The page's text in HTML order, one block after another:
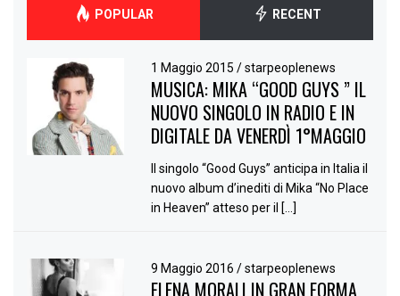
POPULAR RECENT
1 Maggio 2015/ starpeoplenews
MUSICA: MIKA “GOOD GUYS ” IL
NUOVO SINGOLO IN RADIO E IN
DIGITALE DA VENERDÌ 1°MAGGIO
Il singolo “Good Guys” anticipa in Italia il
nuovo album d’inediti di Mika “No Place
in Heaven” atteso per il […]
9 Maggio 2016/ starpeoplenews
ELENA MORALI IN GRAN FORMA